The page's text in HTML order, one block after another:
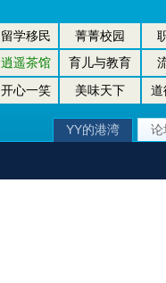
留学移民 菁菁校园
逍遥茶馆 育儿与教育
开心一笑 美味天下
道
YY的港湾 论